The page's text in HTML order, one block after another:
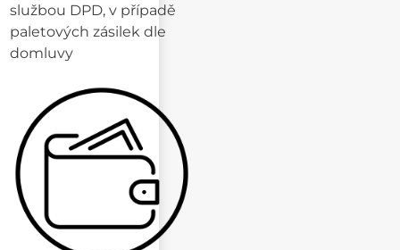
službou DPD, v případě
paletových zásilek dle
domluvy